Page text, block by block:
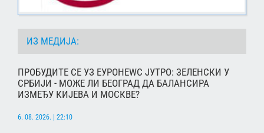
ИЗ МЕДИЈА:
ПРОБУДИТЕ СЕ УЗ ЕУРОНЕWС ЈУТРО: ЗЕЛЕНСКИ У
СРБИЈИ - МОЖЕ ЛИ БЕОГРАД ДА БАЛАНСИРА
ИЗМЕЂУ КИЈЕВА И МОСКВЕ?
6. 08. 2026. | 22:10